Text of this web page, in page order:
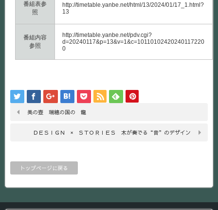
番組表参
照
http://timetable.yanbe.net/html/13/2024/01/17_1.html?
13
番組内容
参照
http://timetable.yanbe.net/pdv.cgi?
d=20240117&p=13&v=1&c=10110102420240117220
0
美の壺 瑞穂の国の 龍
ＤＥＳＩＧＮ × ＳＴＯＲＩＥＳ 木が奏でる“音”のデザイン
トップページに戻る